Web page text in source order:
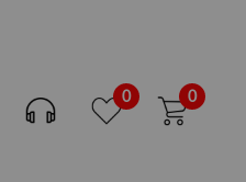
0 0